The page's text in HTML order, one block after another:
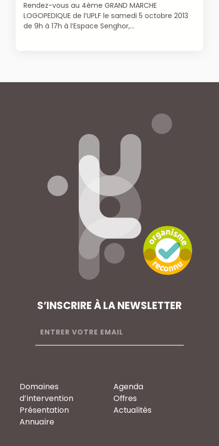
Rendez-vous au 4ème GRAND MARCHE
LOGOPEDIQUE de l’UPLF le samedi 5 octobre 2013
de 9h à 17h à l’Espace Senghor,…
S’INSCRIRE À LA NEWSLETTER
Domaines
d’intervention
Présentation
Annuaire
Agenda
Offres
Actualités